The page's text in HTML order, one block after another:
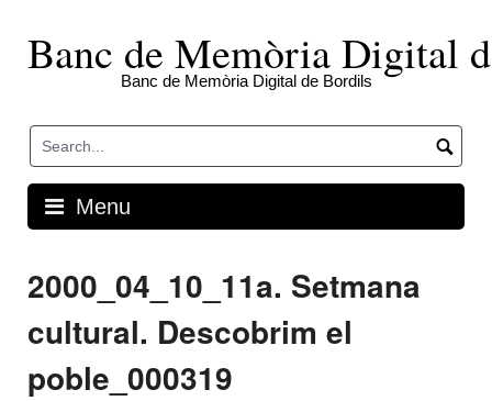
contentBanc de Memòria Digital
Banc de Memòria Digital de Bordils
Menu
2000_04_10_11a. Setmana
cultural. Descobrim el
poble_000319